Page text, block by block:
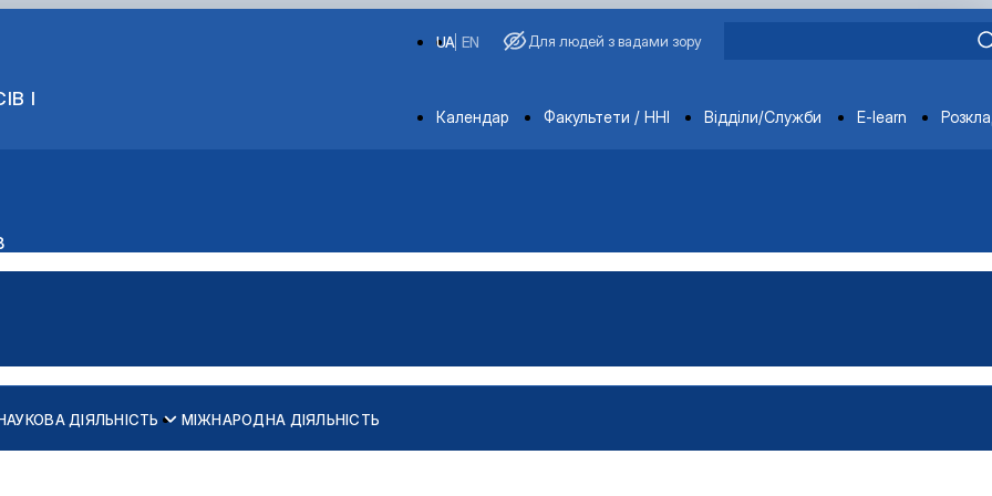
І
EN
UA Для людей з вадами зору
Departments
Календар Факультети / ННІ Відділи/Служби E-learn
ДІЯЛЬНІСТЬ МІЖНАРОДНА ДІЯЛЬНІСТЬ